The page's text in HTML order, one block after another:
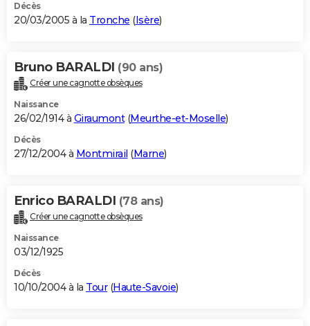
Décès
20/03/2005 à la Tronche (Isère)
Bruno BARALDI (90 ans)
Créer une cagnotte obsèques
Naissance
26/02/1914 à Giraumont(Meurthe-et-Moselle)
Décès
27/12/2004 à Montmirail (Marne)
Enrico BARALDI (78 ans)
Créer une cagnotte obsèques
Naissance
03/12/1925
Décès
10/10/2004 à la Tour(Haute-Savoie)